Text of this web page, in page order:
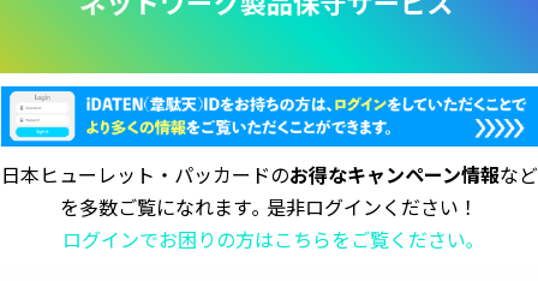
日本ヒューレット・パッカードのお得なキャンペーン情報など
を多数ご覧になれます｡ 是非ログインください！
ログインでお困りの方はこちらをご覧ください｡